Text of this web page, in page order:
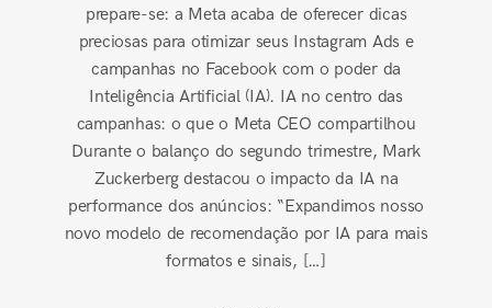
prepare-se: a Meta acaba de oferecer dicas
preciosas para otimizar seus Instagram Ads e
campanhas no Facebook com o poder da
Inteligência Artificial (IA). IA no centro das
campanhas: o que o Meta CEO compartilhou
Durante o balanço do segundo trimestre, Mark
Zuckerberg destacou o impacto da IA na
performance dos anúncios: “Expandimos nosso
novo modelo de recomendação por IA para mais
formatos e sinais, […]